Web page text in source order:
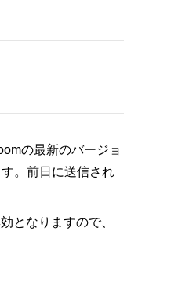
の最新のバージョ
。前日に送信され
となりますので、